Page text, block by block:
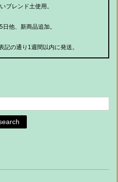
ブレンド土使用。
他、新商品追加。
記の通り1週間以内に発送。